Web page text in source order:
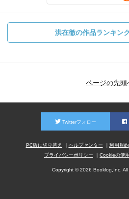
洪在徹の作品ランキン
ページの先頭
Twitterフォロー
PC版に切り替え ヘルプセンター 利用規約
プライバシーポリシー
Cookieの使
Copyright © 2026 Booklog,Inc. All